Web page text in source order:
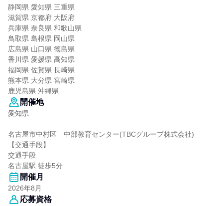
静岡県 愛知県 三重県
滋賀県 京都府 大阪府
兵庫県 奈良県 和歌山県
鳥取県 島根県 岡山県
広島県 山口県 徳島県
香川県 愛媛県 高知県
福岡県 佐賀県 長崎県
熊本県 大分県 宮崎県
鹿児島県 沖縄県
開催地
愛知県
名古屋市中村区 中部教育センター(TBCグループ株式会社)
【交通手段】
交通手段
名古屋駅 徒歩5分
開催月
2026年8月
応募資格